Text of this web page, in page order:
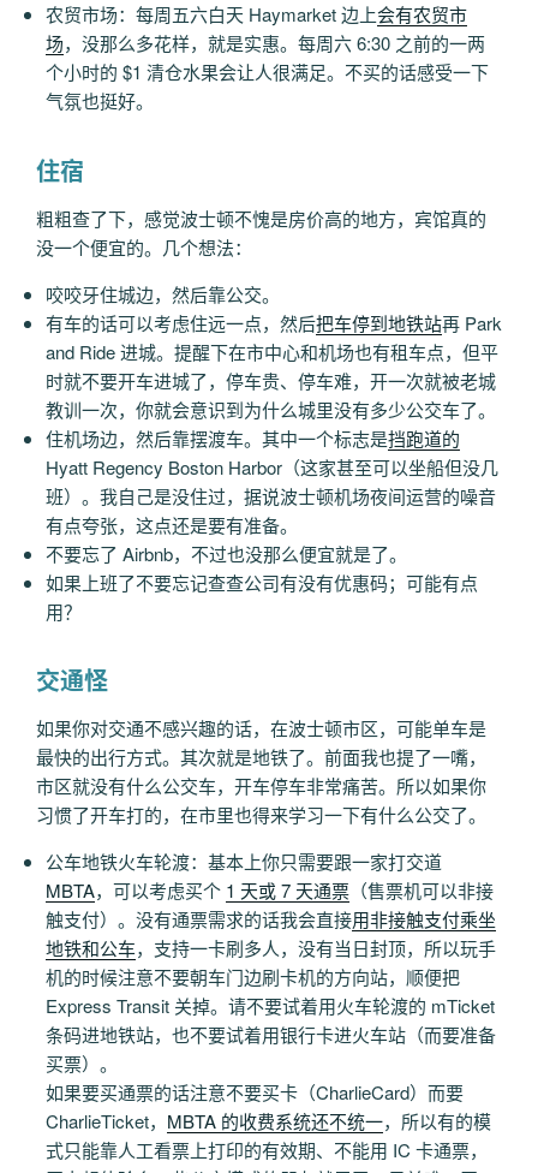
农贸市场：每周五六白天 Haymarket 边上会有农贸市
场，没那么多花样，就是实惠。每周六 6:30 之前的一两
个小时的 $1 清仓水果会让人很满足。不买的话感受一下
气氛也挺好。
住宿
粗粗查了下，感觉波士顿不愧是房价高的地方，宾馆真的
没一个便宜的。几个想法：
咬咬牙住城边，然后靠公交。
有车的话可以考虑住远一点，然后把车停到地铁站再 Park
and Ride 进城。提醒下在市中心和机场也有租车点，但平
时就不要开车进城了，停车贵、停车难，开一次就被老城
教训一次，你就会意识到为什么城里没有多少公交车了。
住机场边，然后靠摆渡车。其中一个标志是挡跑道的
Hyatt Regency Boston Harbor（这家甚至可以坐船但没几
班）。我自己是没住过，据说波士顿机场夜间运营的噪音
有点夸张，这点还是要有准备。
不要忘了 Airbnb，不过也没那么便宜就是了。
如果上班了不要忘记查查公司有没有优惠码；可能有点
用？
交通怪
如果你对交通不感兴趣的话，在波士顿市区，可能单车是
最快的出行方式。其次就是地铁了。前面我也提了一嘴，
市区就没有什么公交车，开车停车非常痛苦。所以如果你
习惯了开车打的，在市里也得来学习一下有什么公交了。
公车地铁火车轮渡：基本上你只需要跟一家打交道
MBTA，可以考虑买个 1 天或 7 天通票（售票机可以非接
触支付）。没有通票需求的话我会直接用非接触支付乘坐
地铁和公车，支持一卡刷多人，没有当日封顶，所以玩手
机的时候注意不要朝车门边刷卡机的方向站，顺便把
Express Transit 关掉。请不要试着用火车轮渡的 mTicket
条码进地铁站，也不要试着用银行卡进火车站（而要准备
买票）。
如果要买通票的话注意不要买卡（CharlieCard）而要
CharlieTicket， MBTA 的收费系统还不统一，所以有的模
式只能靠人工看票上打印的有效期、不能用 IC 卡通票，